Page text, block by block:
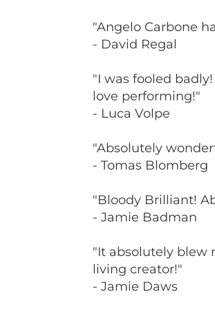
"Angelo Carbone
- David Regal
"I was fooled
love performing!"
- Luca Volpe
"Absolutely
- Tomas Blomberg
"Bloody Brilliant!
- Jamie Badman
"It absolutely blew
living creator!"
- Jamie Daws